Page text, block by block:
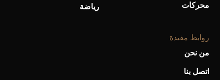
محركات رياضة
روابط مفيدة
من نحن
اتصل بنا